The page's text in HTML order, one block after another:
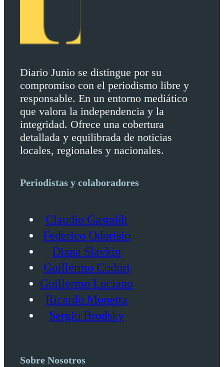
Diario Junio se distingue por su
compromiso con el periodismo libre y
responsable. En un entorno mediático
que valora la independencia y la
integridad. Ofrece una cobertura
detallada y equilibrada de noticias
locales, regionales y nacionales.
Periodistas y colaboradores
Claudio Gastaldi
Federico Odorisio
Diana Slavkin
Guillermo Coduri
Guillermo Luciano
Ricardo Monetta
Sergio Brodsky
Sobre Nosotros